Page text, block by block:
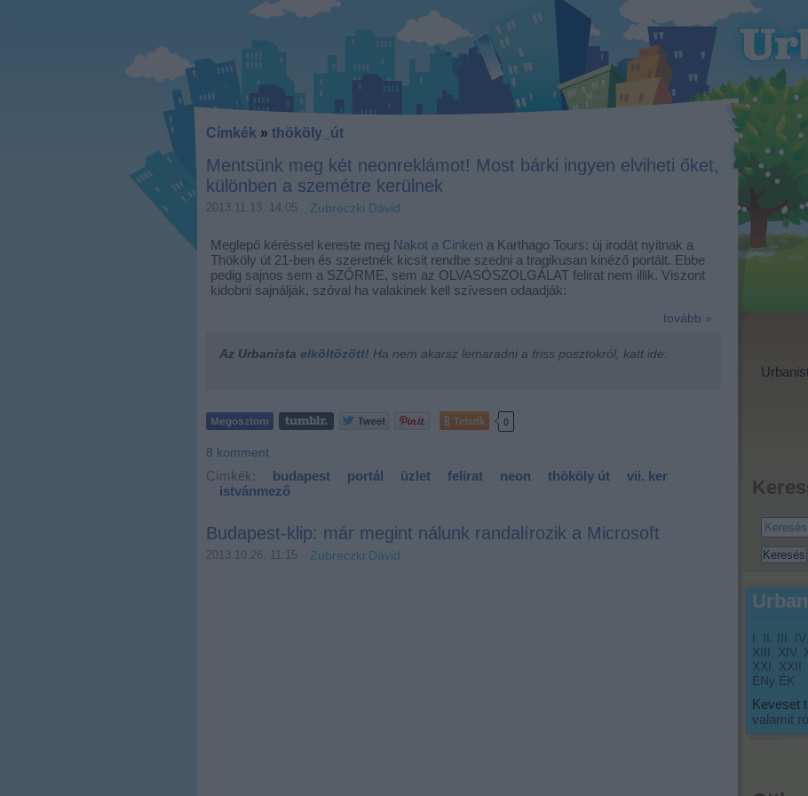
Címkék » thököly_út
Mentsünk meg két neonreklámot! Most bárki ingyen elviheti őket,
különben a szemétre kerülnek
2013.11.13. 14:05 Zubreczki Dávid
Meglepő kéréssel kereste meg Nakot a Cinken a Karthago Tours: új irodát nyitnak a
Thököly út 21-ben és szeretnék kicsit rendbe szedni a tragikusan kinéző portált. Ebbe
pedig sajnos sem a SZŐRME, sem az OLVASÓSZOLGÁLAT felirat nem illik. Viszont
kidobni sajnálják, szóval ha valakinek kell szívesen odaadják:
tovább »
Az Urbanista elköltözött! Ha nem akarsz lemaradni a friss posztokról, katt ide:
Tetszik 0
8 komment
Címkék: budapest portál üzlet felirat neon thököly út
vii. ker
istvánmező
Budapest-klip: már megint nálunk randalírozik a Microsoft
2013.10.26. 11:15 Zubreczki Dávid
I. II. III. IV.
XIII.
XIV.
XXI.
XXII.
ÉNy ÉK
Keveset
valamit